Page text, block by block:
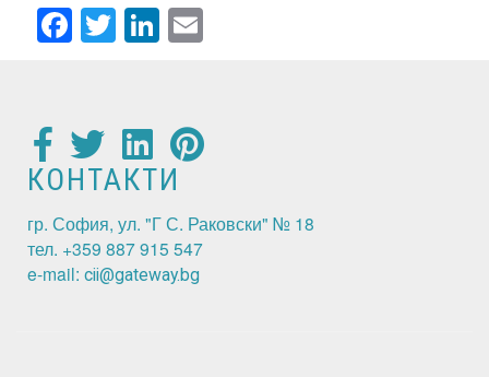
Facebook
TwitterLinkedIn
КОНТАКТИ
гр. София, ул. "Г С. Раковски" № 18
тел. +359 887 915 547
e-mail: cii@gateway.bg